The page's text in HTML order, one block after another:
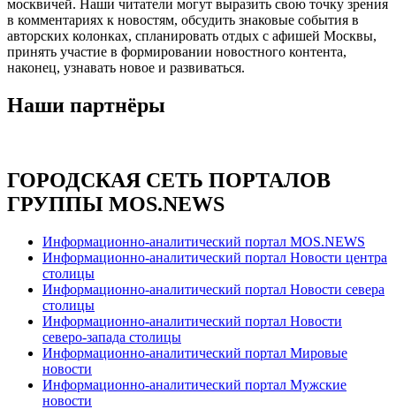
москвичей. Наши читатели могут выразить свою точку зрения
в комментариях к новостям, обсудить знаковые события в
авторских колонках, спланировать отдых с афишей Москвы,
принять участие в формировании новостного контента,
наконец, узнавать новое и развиваться.
Наши партнёры
ГОРОДСКАЯ СЕТЬ ПОРТАЛОВ
ГРУППЫ MOS.NEWS
Информационно-аналитический портал MOS.NEWS
Информационно-аналитический портал Новости центра
столицы
Информационно-аналитический портал Новости севера
столицы
Информационно-аналитический портал Новости
северо-запада столицы
Информационно-аналитический портал Мировые
новости
Информационно-аналитический портал Мужские
новости